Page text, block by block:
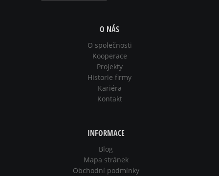
O NÁS
O společnosti
Kooperace
Projekty
Historie firmy
Kariéra
Kontakt
INFORMACE
Blog
Mapa stránek
Obchodní podmínky